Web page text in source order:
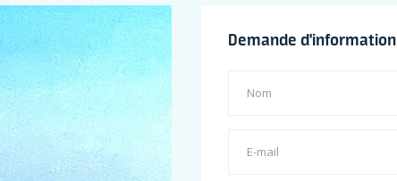
Demande d'information